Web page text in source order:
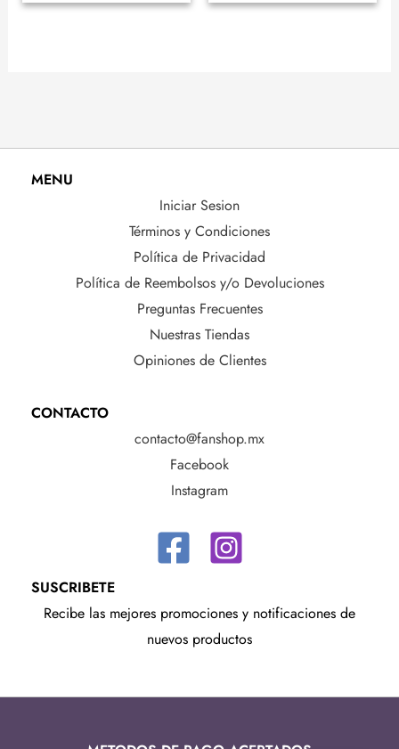
MENU
Iniciar Sesion
Términos y Condiciones
Política de Privacidad
Política de Reembolsos y/o Devoluciones
Preguntas Frecuentes
Nuestras Tiendas
Opiniones de Clientes
CONTACTO
contacto@fanshop.mx
Facebook
Instagram
SUSCRIBETE
Recibe las mejores promociones y notificaciones de
nuevos productos